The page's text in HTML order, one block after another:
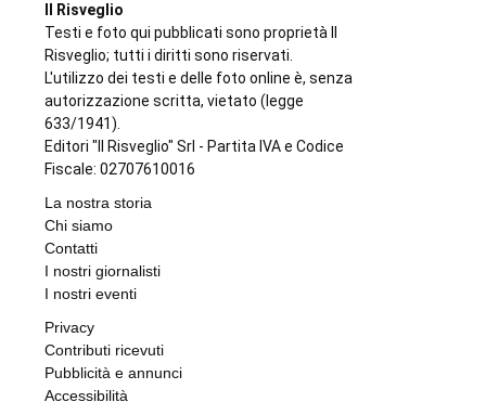
Il Risveglio
Testi e foto qui pubblicati sono proprietà Il
Risveglio; tutti i diritti sono riservati.
L'utilizzo dei testi e delle foto online è, senza
autorizzazione scritta, vietato (legge
633/1941).
Editori "Il Risveglio" Srl - Partita IVA e Codice
Fiscale: 02707610016
La nostra storia
Chi siamo
Contatti
I nostri giornalisti
I nostri eventi
Privacy
Contributi ricevuti
Pubblicità e annunci
Accessibilità